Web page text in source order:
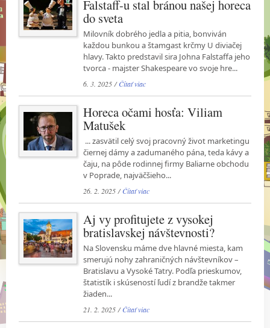
Falstaff-u stal bránou našej horeca
do sveta
Milovník dobrého jedla a pitia, bonviván
každou bunkou a štamgast krčmy U diviačej
hlavy. Takto predstavil sira Johna Falstaffa jeho
tvorca - majster Shakespeare vo svoje hre...
6. 3. 2025 /Čítať viac
Horeca očami hosťa: Viliam
Matušek
... zasvätil celý svoj pracovný život marketingu
čiernej dámy a zadumaného pána, teda kávy a
čaju, na pôde rodinnej firmy Baliarne obchodu
v Poprade, najväčšieho...
26. 2. 2025 /Čítať viac
Aj vy profitujete z vysokej
bratislavskej návštevnosti?
Na Slovensku máme dve hlavné miesta, kam
smerujú nohy zahraničných návštevníkov –
Bratislavu a Vysoké Tatry. Podľa prieskumov,
štatistík i skúseností ľudí z brandže takmer
žiaden...
21. 2. 2025 /Čítať viac